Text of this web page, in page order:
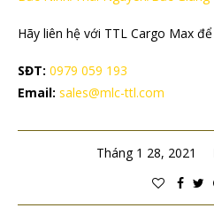
Hãy liên hệ với TTL Cargo Max
SĐT: 0979 059 193
Email: sales@mlc-ttl.com
Tháng 1 28, 2021